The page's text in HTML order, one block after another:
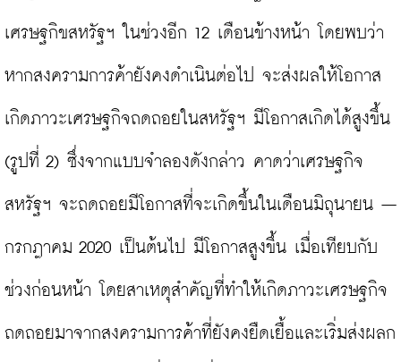
เศรษฐกิขสหรัฐฯ ในช่วงอีก 12 เดือนข้างหน้า โดยพบว่า
หากสงครามการค้ายังคงดำเนินต่อไป จะส่งผลให้โอกาส
เกิดภาวะเศรษฐกิจถดถอยในสหรัฐฯ มีโอกาสเกิดได้สูงขึ้น
(รูปที่ 2) ซึ่งจากแบบจำลองดังกล่าว คาดว่าเศรษฐกิจ
สหรัฐฯ จะถดถอยมีโอกาสที่จะเกิดขึ้นในเดือนมิถุนายน –
กรกฎาคม 2020 เป็นต้นไป มีโอกาสสูงขึ้น เมื่อเทียบกับ
ช่วงก่อนหน้า โดยสาเหตุสำคัญที่ทำให้เกิดภาวะเศรษฐกิจ
ถดถอยมาจากสงครามการค้าที่ยังคงยืดเยื้อและเริ่มส่งผลก